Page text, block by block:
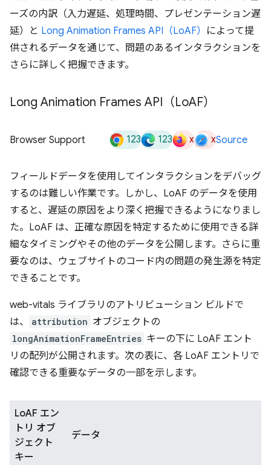
ーズの内訳（入力遅延、処理時間、プレゼンテーション遅
延）と Long Animation Frames API（LoAF） によって提
供されるデータを通じて、問題のあるインタラクションを
さらに詳しく把握できます。
Long Animation Frames API（LoAF）
Browser Support 123 123 x xSource
フィールドデータを使用してインタラクションをデバッグ
するのは難しい作業です。しかし、LoAF のデータを使用
すると、遅延の原因をより深く把握できるようになりまし
た。LoAF は、正確な原因を特定するために使用できる詳
細なタイミングやその他のデータを公開します。さらに重
要なのは、ウェブサイトのコード内の問題の発生源を特定
できることです。
web-vitals ライブラリのアトリビューション ビルドで
は、
attribution オブジェクトの
longAnimationFrameEntries キーの下に LoAF エント
リの配列が公開されます。次の表に、各 LoAF エントリで
確認できる重要なデータの一部を示します。
LoAF エン
トリ オブ
ジェクト
キー
データ